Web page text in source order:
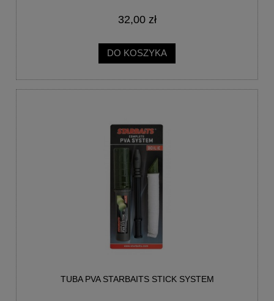
32,00 zł
DO KOSZYKA
TUBA PVA STARBAITS STICK SYSTEM